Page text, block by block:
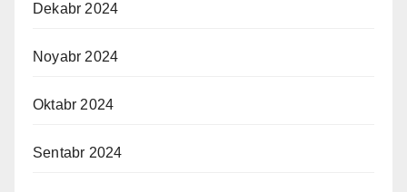
Dekabr 2024
Noyabr 2024
Oktabr 2024
Sentabr 2024